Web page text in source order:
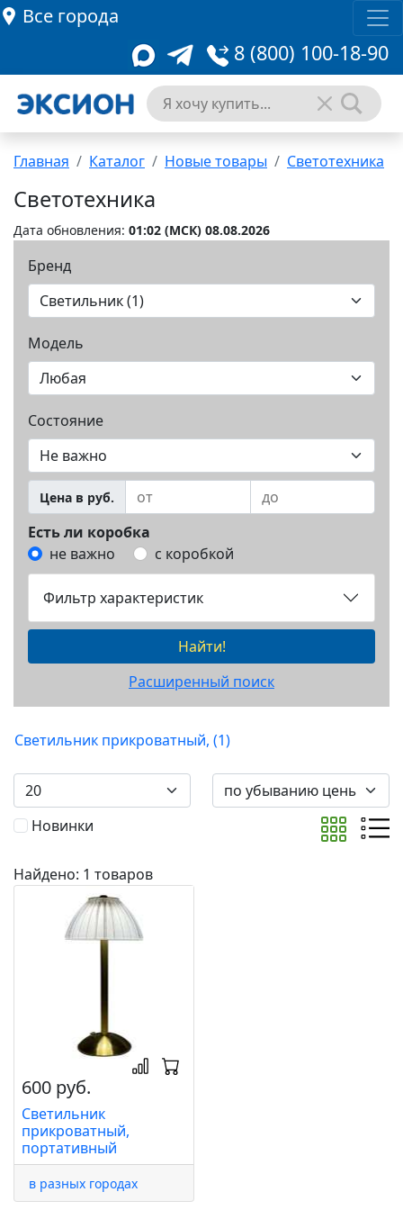
Все города
8 (800) 100-18-90
Главная Каталог Новые товары Светотехника
Светотехника
Дата обновления: 01:02 (MCК) 08.08.2026
Бренд
Модель
Состояние
Цена в руб.
Есть ли коробка
не важно
с коробкой
Фильтр характеристик
Найти!
Расширенный поиск
Светильник прикроватный, (1)
Новинки
Найдено: 1 товаров
600 руб.
Светильник
прикроватный,
портативный
в разных городах